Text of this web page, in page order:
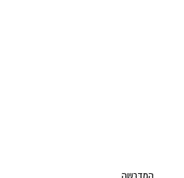
המדרשה